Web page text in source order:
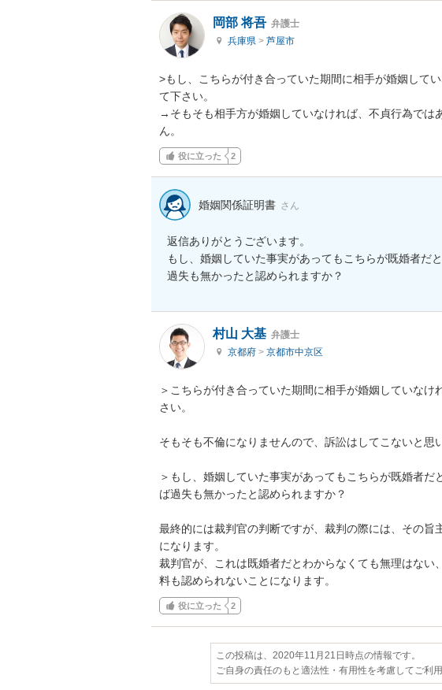
岡部 将吾 弁護士
兵庫県 > 芦屋市
>もし、こちらが付き合っていた期間に相手が婚姻して
て下さい。
→そもそも相手方が婚姻していなければ、不貞行為では
ん。
役に立った 2
婚姻関係証明書 さん
返信ありがとうございます。
もし、婚姻していた事実があってもこちらが既婚者だ
過失も無かったと認められますか？
村山 大基 弁護士
京都府 > 京都市中京区
＞こちらが付き合っていた期間に相手が婚姻していな
さい。
そもそも不倫になりませんので、訴訟はしてこないと思
＞もし、婚姻していた事実があってもこちらが既婚者
ば過失も無かったと認められますか？
最終的には裁判官の判断ですが、裁判の際には、その旨
になります。
裁判官が、これは既婚者だとわからなくても無理はない
料も認められないことになります。
役に立った 2
この投稿は、2020年11月21日時点の情報です。
ご自身の責任のもと適法性・有用性を考慮してご利